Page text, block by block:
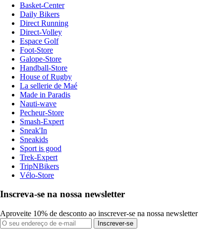
Basket-Center
Daily Bikers
Direct Running
Direct-Volley
Espace Golf
Foot-Store
Galope-Store
Handball-Store
House of Rugby
La sellerie de Maé
Made in Paradis
Nauti-wave
Pecheur-Store
Smash-Expert
Sneak'In
Sneakids
Sport is good
Trek-Expert
TripNBikers
Vélo-Store
Inscreva-se na nossa newsletter
Aproveite 10% de desconto ao inscrever-se na nossa newsletter
Inscrever-se